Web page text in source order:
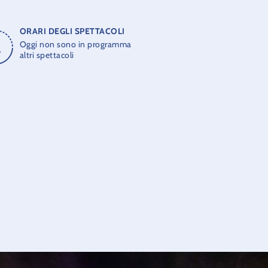
ORARI DEGLI SPETTACOLI
Oggi non sono in programma
altri spettacoli